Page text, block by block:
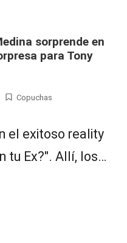
sorprende en
para Tony
Publicada
Copuchas
el exitoso reality
tu Ex?". Allí, los…